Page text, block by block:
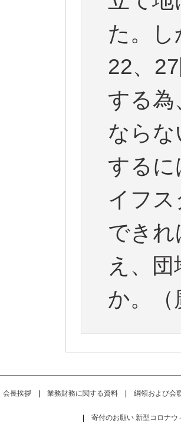
た。
22、
する為
なら
するに
イフ
できれ
え、
か。（
会長挨拶| 業務財務に関する資料| 綱領および会
寄付のお願い 新型コロナウ